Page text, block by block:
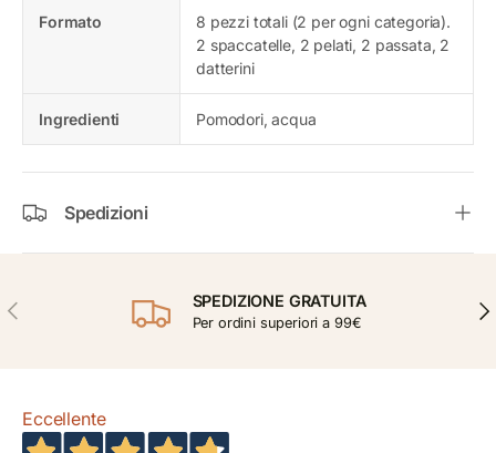
Formato
8 pezzi totali (2 per ogni categoria).
2 spaccatelle, 2 pelati, 2 passata, 2
datterini
Ingredienti Pomodori, acqua
Spedizioni
INDIETRO SPEDIZIONE GRATUITA
Per ordini superiori a 99€
Eccellente